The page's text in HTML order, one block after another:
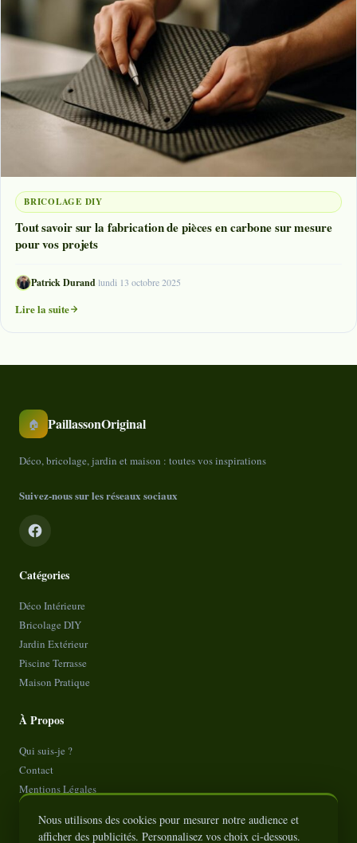
BRICOLAGE DIY
Tout savoir sur la fabrication de pièces en carbone sur mesure
pour vos projets
Patrick Durand·lundi 13 octobre 2025
Lire la suite
🏠 PaillassonOriginal
Déco, bricolage, jardin et maison : toutes vos inspirations
Suivez-nous sur les réseaux sociaux
Catégories
Déco Intérieure
Bricolage DIY
Jardin Extérieur
Piscine Terrasse
Maison Pratique
À Propos
Qui suis-je ?
Contact
Mentions Légales
Plan de site
Nous utilisons des cookies pour mesurer notre audience et
afficher des publicités. Personnalisez vos choix ci-dessous.